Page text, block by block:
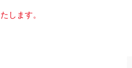
たします。